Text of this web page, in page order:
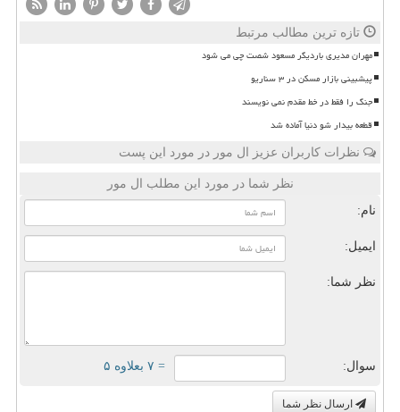
تازه ترین مطالب مرتبط
مهران مدیری باردیگر مسعود شصت چی می شود
پیشبینی بازار مسکن در ۳ سناریو
جنگ را فقط در خط مقدم نمی نویسند
قطعه بیدار شو دنیا آماده شد
نظرات کاربران عزیز ال مور در مورد این پست
نظر شما در مورد این مطلب ال مور
نام:
ایمیل:
نظر شما:
سوال: = ۷ بعلاوه ۵
ارسال نظر شما